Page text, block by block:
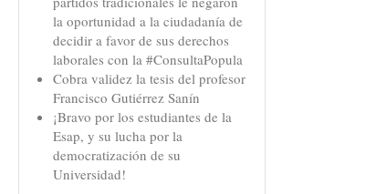
la oportunidad a la ciudadanía de
decidir a favor de sus derechos
laborales con la #ConsultaPopula
Cobra validez la tesis del profesor
Francisco Gutiérrez Sanín
¡Bravo por los estudiantes de la
Esap, y su lucha por la
democratización de su
Universidad!